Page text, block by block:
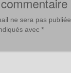
ne sera pas publiée.
avec *